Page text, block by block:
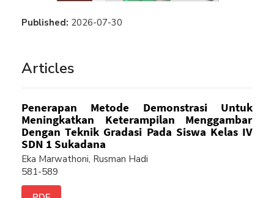
Published: 2026-07-30
Articles
Penerapan Metode Demonstrasi Untuk
Meningkatkan Keterampilan Menggambar
Dengan Teknik Gradasi Pada Siswa Kelas IV
SDN 1 Sukadana
Eka Marwathoni, Rusman Hadi
581-589